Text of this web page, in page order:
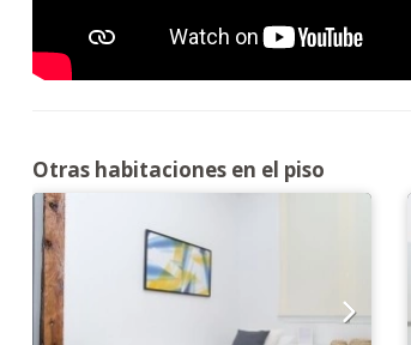
Otras habitaciones en el piso